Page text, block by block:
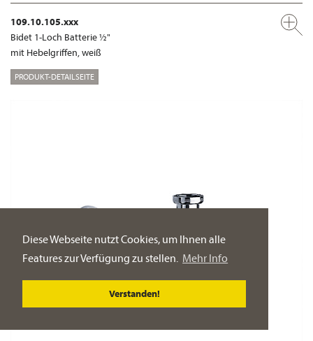
Diese Webseite nutzt Cookies, um Ihnen alle
Features zur Verfügung zu stellen. Mehr Info
Verstanden!
109.10.105.xxx
Bidet 1-Loch Batterie ½"
mit Hebelgriffen, weiß
PRODUKT-DETAILSEITE